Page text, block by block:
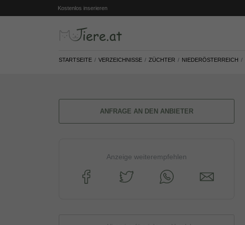
Kostenlos inserieren
STARTSEITE VERZEICHNISSE ZÜCHTER NIEDERÖSTERREICH
ANFRAGE AN DEN ANBIETER
Anzeige weiterempfehlen